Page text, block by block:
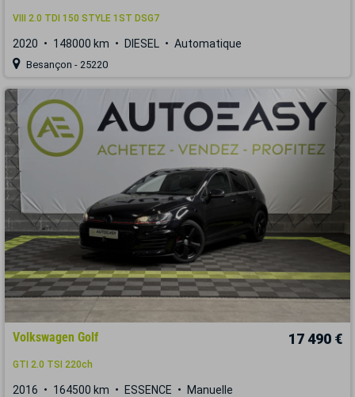
VIII 2.0 TDI 150 STYLE 1ST DSG7
2020 148000 km DIESEL Automatique
Besançon - 25220
Volkswagen Golf 17 490 €
GTI 2.0 TSI 220ch
2016 164500 km ESSENCE Manuelle